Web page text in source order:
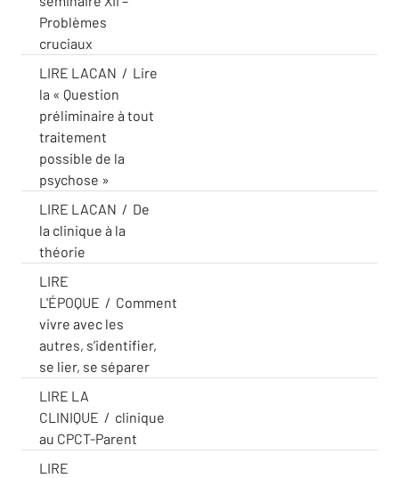
Problèmes
cruciaux
LIRE LACAN / Lire
la « Question
préliminaire à tout
traitement
possible de la
psychose »
LIRE LACAN / De
la clinique à la
théorie
LIRE
L'ÉPOQUE / Comment
vivre avec les
autres, s’identifier,
se lier, se séparer
LIRE LA
CLINIQUE / clinique
au CPCT-Parent
LIRE